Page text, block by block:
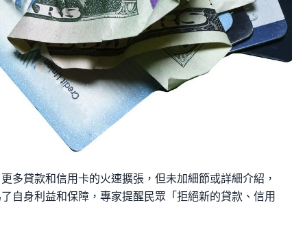
多貸款和信用卡的火速擴張，但未加細節或詳細介紹，
自身利益和保障，專家提醒民眾「拒絕新的貸款、信用